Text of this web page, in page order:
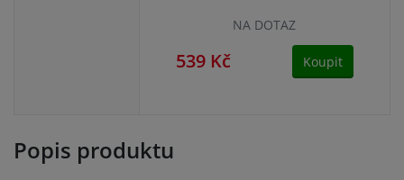
NA DOTAZ
539 Kč Koupit
Popis produktu